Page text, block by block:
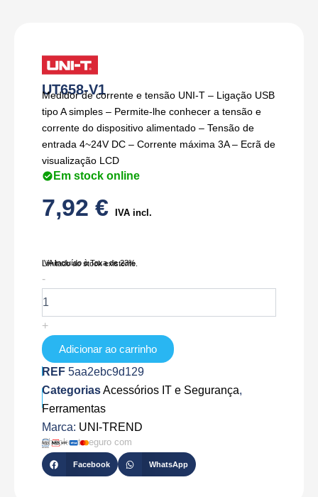
UT658-V1
Medidor de corrente e tensão UNI-T – Ligação USB
tipo A simples – Permite-lhe conhecer a tensão e
corrente do dispositivo alimentado – Tensão de
entrada 4~24V DC – Corrente máxima 3A – Ecrã de
visualização LCD
Em stock online
7,92 € IVA incl.
IVA Incluído à Taxa de 23%
Limitado ao stock existente.
-Quantidade
de
UT658-
V1
+
Adicionar ao carrinho
REF 5aa2ebc9d129
CategoriasAcessórios IT e Segurança,
Ferramentas
Marca: UNI-TREND
Checkout seguro com
Facebook WhatsApp